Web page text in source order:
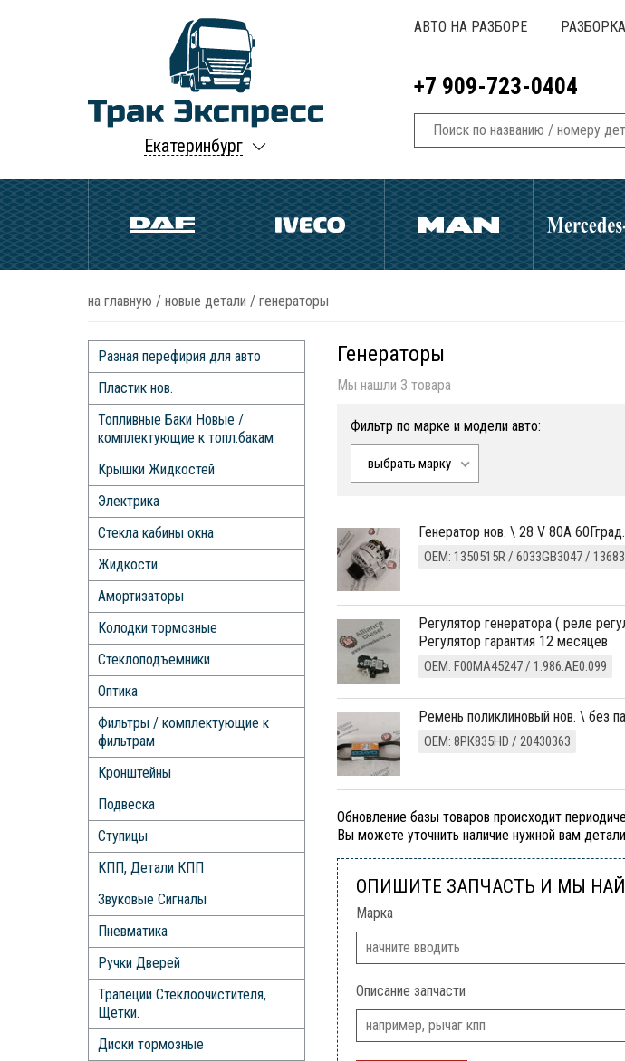
Екатеринбург
АВТО НА РАЗБОРЕ
+7 909-723-0404
на главную / новые детали / генераторы
Разная перефирия для авто
Пластик нов.
Топливные Баки Новые /
комплектующие к топл.бакам
Крышки Жидкостей
Электрика
Стекла кабины окна
Жидкости
Амортизаторы
Колодки тормозные
Стеклоподъемники
Оптика
Фильтры / комплектующие к
фильтрам
Кронштейны
Подвеска
Ступицы
КПП, Детали КПП
Звуковые Сигналы
Пневматика
Ручки Дверей
Трапеции Стеклоочистителя,
Щетки.
Диски тормозные
Генераторы
Мы нашли 3 товара
Фильтр по марке и модели авто:
выбрать марку
генератор нов. \ 28 V 80A
ОЕМ: 1350515R / 6033GB3047 /
регулятор генератора ( реле регулятор напряжения ) нов. \
Регулятор гарантия 12 месяцев
ОЕМ: F00MA45247 / 1.986.AE0.099
ремень поликлиновый нов. \ без
ОЕМ: 8РК835HD / 20430363
Обновление базы товаров происходит
Вы можете уточнить наличие нужной вам
ОПИШИТЕ ЗАПЧАСТЬ И МЫ
Марка
Описание запчасти